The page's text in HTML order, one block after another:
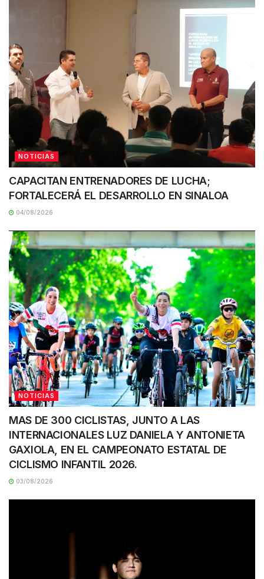
NOTICIAS
CAPACITAN ENTRENADORES DE LUCHA;
FORTALECERÁ EL DESARROLLO EN SINALOA
04/08/2026
NOTICIAS
MAS DE 300 CICLISTAS, JUNTO A LAS
INTERNACIONALES LUZ DANIELA Y ANTONIETA
GAXIOLA, EN EL CAMPEONATO ESTATAL DE
CICLISMO INFANTIL 2026.
03/08/2026